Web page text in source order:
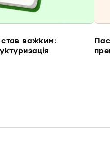
важким: